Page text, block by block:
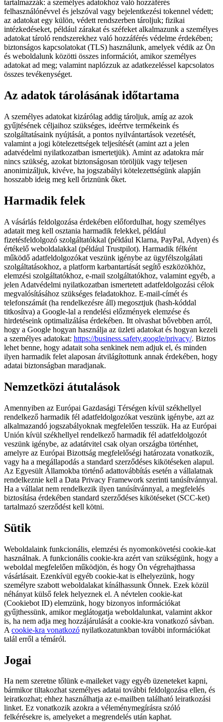
tartalmazzák: a személyes adatokhoz való hozzáférés
felhasználónévvel és jelszóval vagy bejelentkezési tokennel védett;
az adatokat egy külön, védett rendszerben tároljuk; fizikai
intézkedéseket, például zárakat és széfeket alkalmazunk a személyes
adatokat tároló rendszerekhez való hozzáférés védelme érdekében;
biztonságos kapcsolatokat (TLS) használunk, amelyek védik az Ön
és weboldalunk közötti összes információt, amikor személyes
adatokat ad meg; valamint naplózzuk az adatkezeléssel kapcsolatos
összes tevékenységet.
Az adatok tárolásának időtartama
A személyes adatokat kizárólag addig tároljuk, amíg az azok
gyűjtésének céljaihoz szükséges, ideértve termékeink és
szolgáltatásaink nyújtását, a pontos nyilvántartások vezetését,
valamint a jogi kötelezettségek teljesítését (amint azt a jelen
adatvédelmi nyilatkozatban ismertetjük). Amint az adatokra már
nincs szükség, azokat biztonságosan töröljük vagy teljesen
anonimizáljuk, kivéve, ha jogszabályi kötelezettségünk alapján
hosszabb ideig meg kell őriznünk őket.
Harmadik felek
A vásárlás feldolgozása érdekében előfordulhat, hogy személyes
adatait meg kell osztania harmadik felekkel, például
fizetésfeldolgozó szolgáltatókkal (például Klarna, PayPal, Adyen) és
értékelő weboldalakkal (például Trustpilot). Harmadik félként
működő adatfeldolgozókat veszünk igénybe az ügyfélszolgálati
szolgáltatásokhoz, a platform karbantartását segítő eszközökhöz,
elemzési szolgáltatókhoz, e-mail szolgáltatókhoz, valamint egyéb, a
jelen Adatvédelmi nyilatkozatban ismertetett adatfeldolgozási célok
megvalósításához szükséges feladatokhoz. E-mail-címét és
telefonszámát (ha rendelkezésre áll) megosztjuk (hash-kóddal
titkosítva) a Google-lal a rendelési előzmények elemzése és
hirdetéseink optimalizálása érdekében. Itt olvashat bővebben arról,
hogy a Google hogyan használja az üzleti adatokat és hogyan kezeli
a személyes adatokat: https://business.safety.google/privacy/. Biztos
lehet benne, hogy adatait soha senkinek nem adjuk el, és minden
ilyen harmadik felet alaposan átvilágítottunk annak érdekében, hogy
adatai biztonságban maradjanak.
Nemzetközi átutalások
Amennyiben az Európai Gazdasági Térségen kívül székhellyel
rendelkező harmadik fél adatfeldolgozókat veszünk igénybe, azt az
alkalmazandó jogszabályoknak megfelelően tesszük. Ha az Európai
Unión kívül székhellyel rendelkező harmadik fél adatfeldolgozót
veszünk igénybe, az adatátvitel csak olyan országba történhet,
amelyre az Európai Bizottság megfelelőségi határozata vonatkozik,
vagy ha a megállapodás a standard szerződéses kikötéseken alapul.
Az Egyesült Államokba történő adattovábbítás esetén a vállalatnak
rendelkeznie kell a Data Privacy Framework szerinti tanúsítvánnyal.
Ha a vállalat nem rendelkezik ilyen tanúsítvánnyal, a megfelelés
biztosítása érdekében standard szerződéses kikötéseket (SCC-ket)
tartalmazó szerződést kell kötni.
Sütik
Weboldalaink funkcionális, elemzési és nyomonkövetési cookie-kat
használnak. A funkcionális cookie-kra azért van szükségünk, hogy a
weboldal megfelelően működjön, és hogy Ön végrehajthassa
vásárlásait. Ezenkívül egyéb cookie-kat is elhelyezünk, hogy
személyre szabott weboldalakat kínálhassunk Önnek. Ezek közül
néhányat külső felek helyeznek el. A névtelen cookie-kat
(Cookiebot ID) elemzünk, hogy bizonyos információkat
gyűjthessünk, amikor meglátogatja weboldalunkat, valamint akkor
is, ha nem adja meg hozzájárulását a cookie-kra vonatkozó sávban.
A cookie-kra vonatkozó nyilatkozatunkban további információkat
talál erről a témáról.
Jogai
Ha nem szeretne tőlünk e-maileket vagy egyéb üzeneteket kapni,
bármikor tiltakozhat személyes adatai további feldolgozása ellen, és
leiratkozhat; ehhez használhatja az e-mailben található leiratkozási
linket. Ez vonatkozik azokra a véleménymegírásra szóló
felkérésekre is, amelyeket a megrendelés után kaphat.